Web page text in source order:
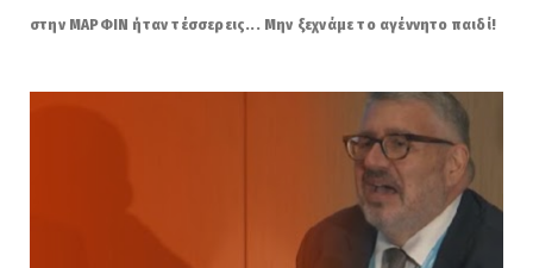
στην ΜΑΡΦΙΝ ήταν τέσσερεις... Μην ξεχνάμε το αγέννητο παιδί!